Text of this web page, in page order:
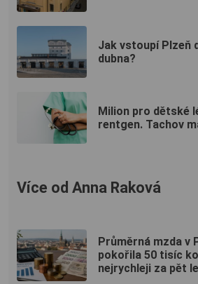
Jak vstoupí Plzeň
dubna?
Milion pro dětské
rentgen. Tachov
Více od Anna Raková
Průměrná mzda v
pokořila 50 tisíc
nejrychleji za pět